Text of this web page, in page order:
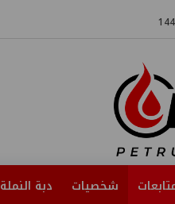
شخصيات دبة النملة